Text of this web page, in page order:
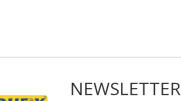
NEWSLETTER